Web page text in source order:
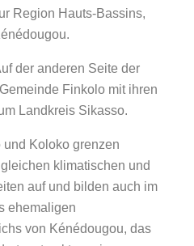
Region Hauts-Bassins,
der anderen Seite der
Finkolo mit ihren
Landkreis Sikasso.
Koloko grenzen
klimatischen und
auf und bilden auch im
ehemaligen
von Kénédougou, das